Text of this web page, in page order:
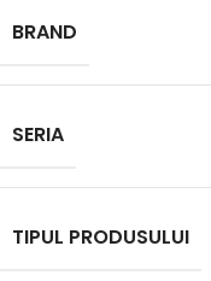
BRAND
SERIA
TIPUL PRODUSULUI